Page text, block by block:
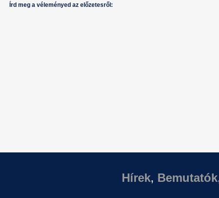
Írd meg a véleményed az előzetesről:
Hírek, Bemutatók